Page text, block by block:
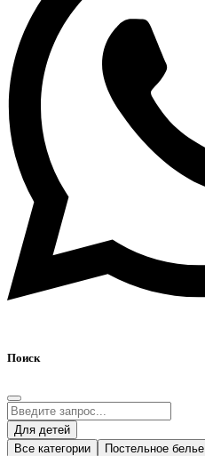
Поиск
Для детей
Все категории
Постельное белье